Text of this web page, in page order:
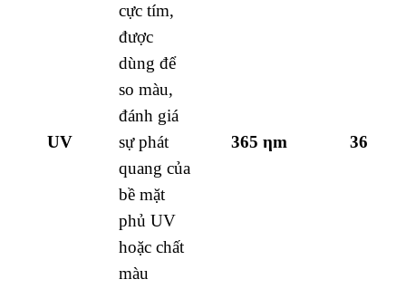
UV
cực tím,
được
dùng để
so màu,
đánh giá
sự phát
quang của
bề mặt
phủ UV
hoặc chất
màu
365 ηm 36